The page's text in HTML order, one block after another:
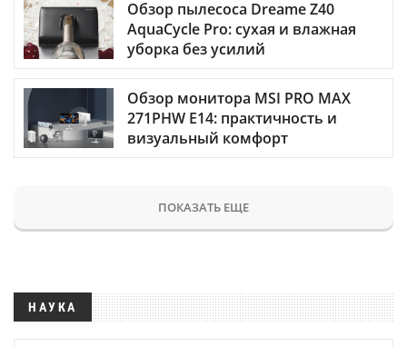
Обзор пылесоса Dreame Z40
AquaCycle Pro: сухая и влажная
уборка без усилий
Обзор монитора MSI PRO MAX
271PHW E14: практичность и
визуальный комфорт
ПОКАЗАТЬ ЕЩЕ
НАУКА